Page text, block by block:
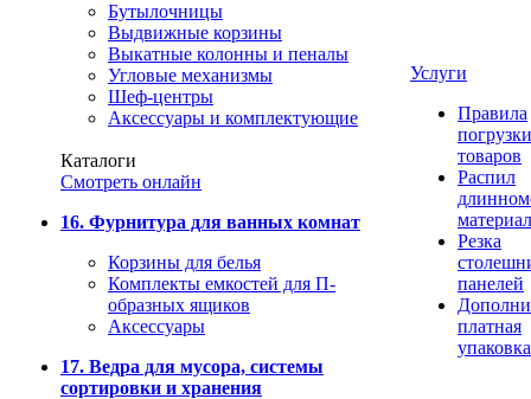
Бутылочницы
Выдвижные корзины
Выкатные колонны и пеналы
Угловые механизмы
Шеф-центры
Аксессуары и комплектующие
Каталоги
Смотреть онлайн
16. Фурнитура для ванных комнат
Корзины для белья
Комплекты емкостей для П-
образных ящиков
Аксессуары
17. Ведра для мусора, системы
сортировки и хранения
Услуги
Правила
погрузки
товаров
Распил
Резка
панелей
платная
упаковка